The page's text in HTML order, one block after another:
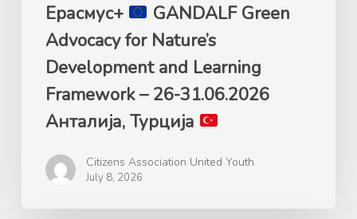
31.06.2026
Анталија,
Турција
Ерасмус+
GANDALF Green
Advocacy for Nature’s
Development and Learning
Framework – 26-31.06.2026
Анталија, Турција
Citizens Association United Youth
July 8, 2026